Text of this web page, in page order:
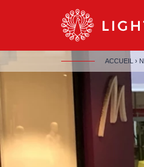
Aller au contenu
ACCUEIL ›